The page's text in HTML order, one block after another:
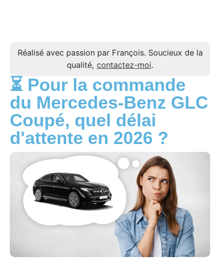
Réalisé avec passion par François. Soucieux de la
qualité, contactez-moi.
⏳ Pour la commande
du Mercedes-Benz GLC
Coupé, quel délai
d'attente en 2026 ?